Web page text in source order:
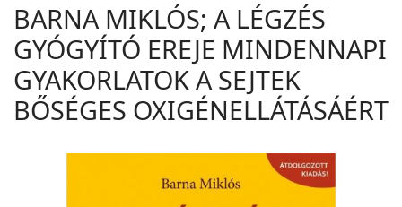
BARNA MIKLÓS; A LÉGZÉS
GYÓGYÍTÓ EREJE MINDENNAPI
GYAKORLATOK A SEJTEK
BŐSÉGES OXIGÉNELLÁTÁSÁÉRT